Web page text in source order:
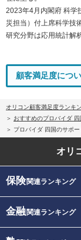
2023年4月内閣府 科学
災担当）付上席科学技
研究分野は応用統計解
顧客満足度につ
オリコン顧客満足度ランキ
おすすめのプロバイダ
プロバイダ 四国のサポ
オリ
保険関連ランキング
金融関連ランキング